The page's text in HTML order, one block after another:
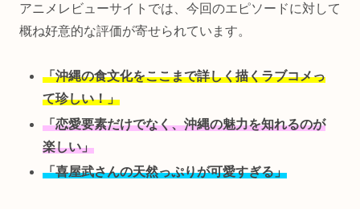
アニメレビューサイトでは、今回のエピソードに対して
概ね好意的な評価が寄せられています。
「沖縄の食文化をここまで詳しく描くラブコメっ
て珍しい！」
「恋愛要素だけでなく、沖縄の魅力を知れるのが
楽しい」
「喜屋武さんの天然っぷりが可愛すぎる」